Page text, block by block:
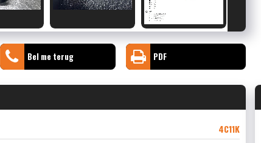
Bel me terug PDF
4C11K